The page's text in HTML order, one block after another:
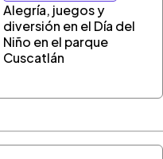
Alegría, juegos y
diversión en el Día del
Niño en el parque
Cuscatlán